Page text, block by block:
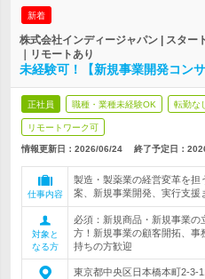
新着
株式会社インディージャパン | スター
｜リモートあり
未経験可！【新規事業開発コンサ
正社員 職種・業種未経験OK 転勤な
リモートワーク可
情報更新日：2026/06/24 終了予定日：
仕事内容
製造・製薬業の経営変革を担
案、新規事業開発、実行支援
対象と
なる方
必須：新規商品・新規事業
方！新規事業の顧客開拓、事
持ちの方歓迎
東京都中央区日本橋本町2-3-